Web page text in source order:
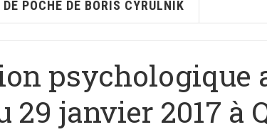
POCHE DE BORIS CYRULNIK
psychologique
janvier 2017 à